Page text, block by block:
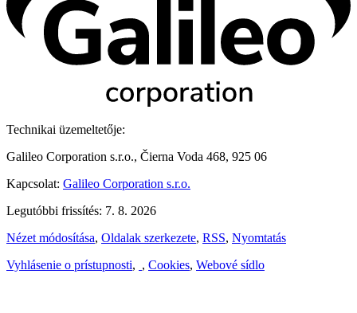
Technikai üzemeltetője:
Galileo Corporation s.r.o., Čierna Voda 468, 925 06
Kapcsolat: Galileo Corporation s.r.o.
Legutóbbi frissítés: 7. 8. 2026
Nézet módosítása, Oldalak szerkezete, RSS, Nyomtatás
Vyhlásenie o prístupnosti, , Cookies, Webové sídlo